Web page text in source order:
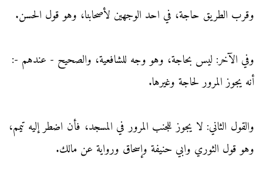
وقرب الطريق حاجة، في احد الوجهين لأصحابنا، وهو قول الحسن.
وفي الآخر: ليس بحاجة، وهو وجه للشافعية، والصحيح - عندهم -:
أنه يجوز المرور لحاجة وغيرها.
والقول الثاني: لا يجوز للجنب المرور في المسجد، فأن اضطر إليه تيمم،
وهو قول الثوري وابي حنيفة وإسحاق ورواية عن مالك.